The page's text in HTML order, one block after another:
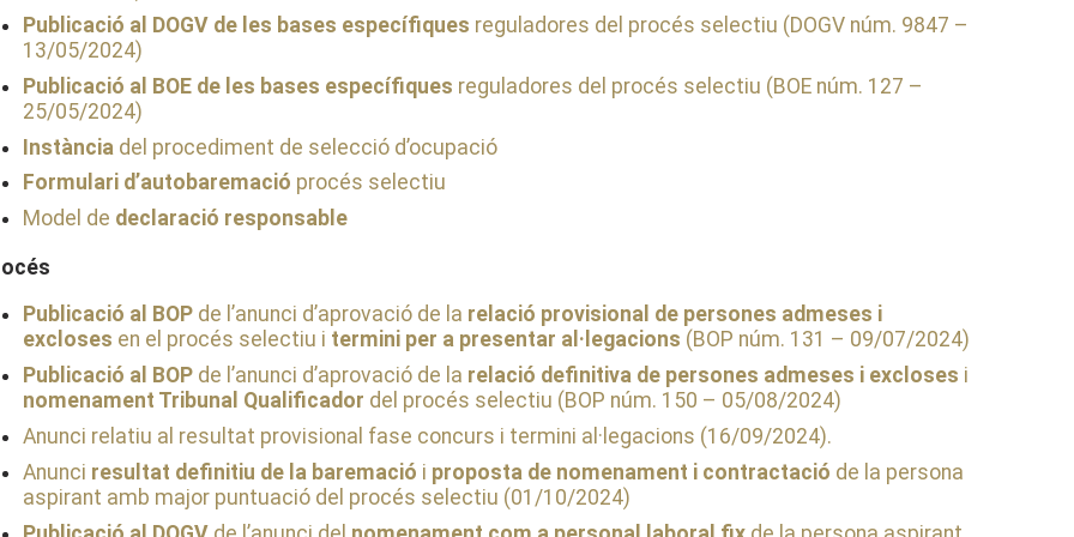
Publicació al DOGV de les bases específiques reguladores del procés selectiu (DOGV núm. 9847 –
13/05/2024)
Publicació al BOE de les bases específiques reguladores del procés selectiu (BOE núm. 127 –
25/05/2024)
Instància del procediment de selecció d’ocupació
Formulari d’autobaremació procés selectiu
Model de declaració responsable
Publicació al BOPde l’anunci d’aprovació de la relació provisional de persones admeses i
excloses en el procés selectiu i termini per a presentar al·legacions (BOP núm. 131 – 09/07/2024)
Publicació al BOPde l’anunci d’aprovació de la relació definitiva de persones admeses i excloses i
nomenament Tribunal Qualificador del procés selectiu (BOP núm. 150 – 05/08/2024)
Anunci relatiu al resultat provisional fase concurs i termini al·legacions (16/09/2024).
Anunci resultat definitiu de la baremació i proposta de nomenament i contractació de la persona
aspirant amb major puntuació del procés selectiu (01/10/2024)